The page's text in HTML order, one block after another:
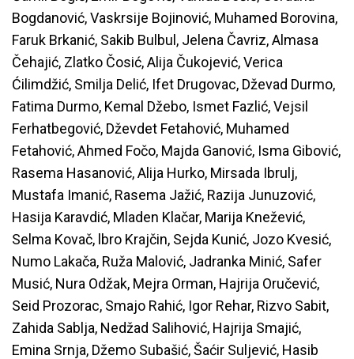
Bogdanović, Vaskrsije Bojinović, Muhamed Borovina,
Faruk Brkanić, Sakib Bulbul, Jelena Čavriz, Almasa
Čehajić, Zlatko Čosić, Alija Čukojević, Verica
Ćilimdžić, Smilja Delić, Ifet Drugovac, Dževad Durmo,
Fatima Durmo, Kemal Džebo, Ismet Fazlić, Vejsil
Ferhatbegović, Dževdet Fetahović, Muhamed
Fetahović, Ahmed Fočo, Majda Ganović, Isma Gibović,
Rasema Hasanović, Alija Hurko, Mirsada Ibrulj,
Mustafa Imanić, Rasema Jažić, Razija Junuzović,
Hasija Karavdić, Mladen Klačar, Marija Knežević,
Selma Kovač, lbro Krajčin, Sejda Kunić, Jozo Kvesić,
Numo Lakača, Ruža Malović, Jadranka Minić, Safer
Musić, Nura Odžak, Mejra Orman, Hajrija Oručević,
Seid Prozorac, Smajo Rahić, Igor Rehar, Rizvo Sabit,
Zahida Sablja, Nedžad Salihović, Hajrija Smajić,
Emina Srnja, Džemo Subašić, Šaćir Suljević, Hasib